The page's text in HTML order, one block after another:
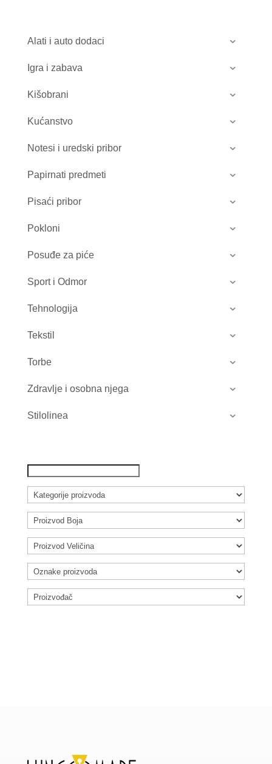
Alati i auto dodaci
Igra i zabava
Kišobrani
Kućanstvo
Notesi i uredski pribor
Papirnati predmeti
Pisaći pribor
Pokloni
Posuđe za piće
Sport i Odmor
Tehnologija
Tekstil
Torbe
Zdravlje i osobna njega
Stilolinea
do